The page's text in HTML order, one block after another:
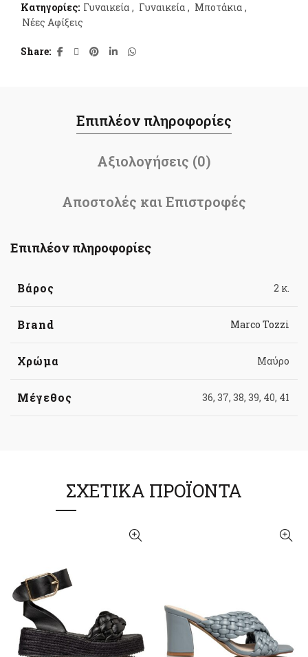
Κατηγορίες: Γυναικεία , Γυναικεία , Μποτάκια ,
Νέες Αφίξεις
Share
Επιπλέον πληροφορίες
Αξιολογήσεις (0)
Αποστολές και Επιστροφές
Επιπλέον πληροφορίες
Βάρος 2 κ.
Brand Marco Tozzi
Χρώμα Μαύρο
Μέγεθος 36, 37, 38, 39, 40, 41
ΣΧΕΤΙΚΆ ΠΡΟΪΌΝΤΑ